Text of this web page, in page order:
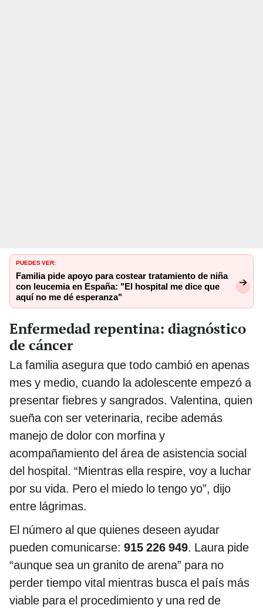
PUEDES VER:
Familia pide apoyo para costear tratamiento de niña
con leucemia en España: "El hospital me dice que
aquí no me dé esperanza"
Enfermedad repentina: diagnóstico
de cáncer
La familia asegura que todo cambió en apenas
mes y medio, cuando la adolescente empezó a
presentar fiebres y sangrados. Valentina, quien
sueña con ser veterinaria, recibe además
manejo de dolor con morfina y
acompañamiento del área de asistencia social
del hospital. “Mientras ella respire, voy a luchar
por su vida. Pero el miedo lo tengo yo”, dijo
entre lágrimas.
El número al que quienes deseen ayudar
pueden comunicarse: 915 226 949. Laura pide
“aunque sea un granito de arena” para no
perder tiempo vital mientras busca el país más
viable para el procedimiento y una red de